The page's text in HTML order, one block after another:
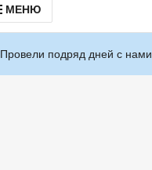
МЕНЮ
Провели подряд дней с нами